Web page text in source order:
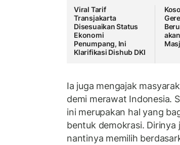
Viral Tarif
Transjakarta
Disesuaikan Status
Ekonomi
Penumpang, Ini
Klarifikasi Dishub DKI
Ia juga mengajak
demi merawat Indonesia.
ini merupakan hal yang
bentuk demokrasi. Dirinya
nantinya memilih